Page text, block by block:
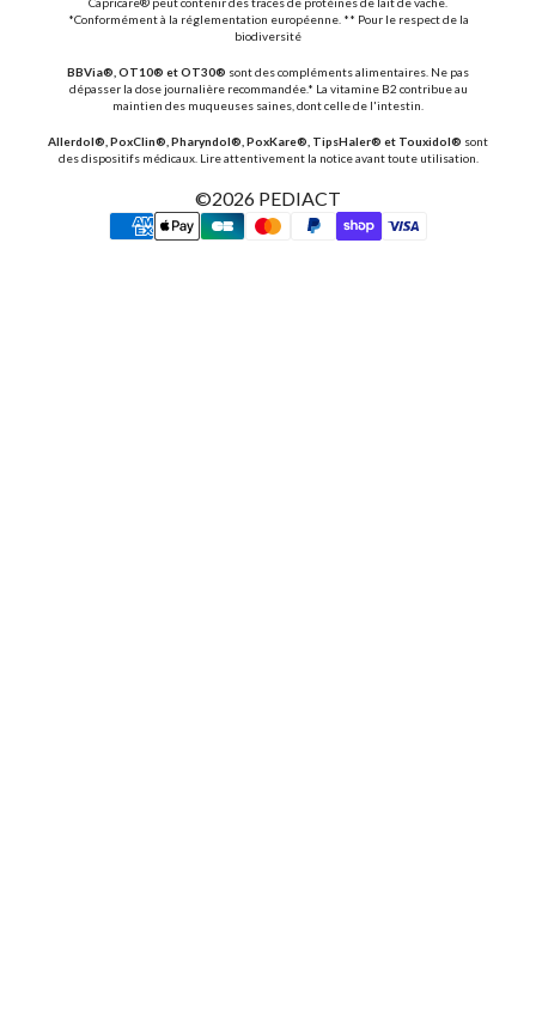
*Conformément à la réglementation européenne. ** Pour le respect de la
biodiversité
BBVia®, OT10® et OT30® sont des compléments alimentaires. Ne pas
dépasser la dose journalière recommandée.* La vitamine B2 contribue au
maintien des muqueuses saines, dont celle de l'intestin.
Allerdol®, PoxClin®, Pharyndol®, PoxKare®, TipsHaler® et Touxidol® sont
des dispositifs médicaux. Lire attentivement la notice avant toute utilisation.
©2026 PEDIACT